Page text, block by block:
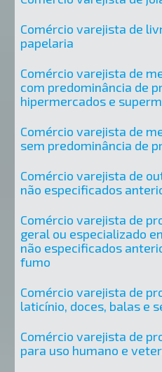
Comércio varejista de
papelaria
Comércio varejista de
com predominância de
hipermercados e
Comércio varejista de
sem predominância de
Comércio varejista de
não especificados
Comércio varejista de
geral ou especializado
não especificados
fumo
Comércio varejista de
laticínio, doces, balas e
Comércio varejista de
para uso humano e